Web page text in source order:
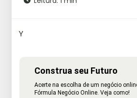
Y
Construa seu Futuro
Acerte na escolha de um negócio
Fórmula Negócio Online. Veja como!